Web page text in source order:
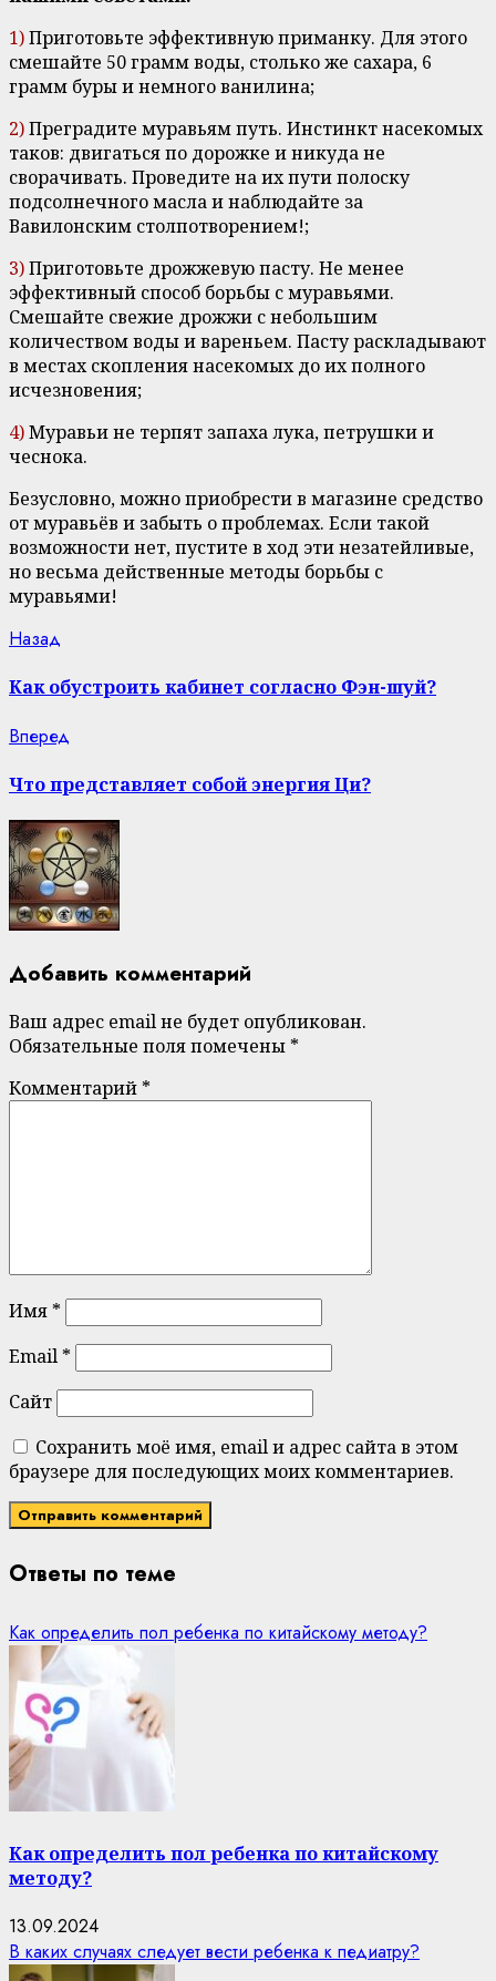
1)Приготовьте эффективную приманку. Для этого
смешайте 50 грамм воды, столько же сахара, 6
грамм буры и немного ванилина;
2)Преградите муравьям путь. Инстинкт насекомых
таков: двигаться по дорожке и никуда не
сворачивать. Проведите на их пути полоску
подсолнечного масла и наблюдайте за
Вавилонским столпотворением!;
3)Приготовьте дрожжевую пасту. Не менее
эффективный способ борьбы с муравьями.
Смешайте свежие дрожжи с небольшим
количеством воды и вареньем. Пасту раскладывают
в местах скопления насекомых до их полного
исчезновения;
4)Муравьи не терпят запаха лука, петрушки и
чеснока.
Безусловно, можно приобрести в магазине средство
от муравьёв и забыть о проблемах. Если такой
возможности нет, пустите в ход эти незатейливые,
но весьма действенные методы борьбы с
муравьями!
Continue
Reading
Назад
Как обустроить кабинет согласно Фэн-шуй?
Вперед
Что представляет собой энергия Ци?
Добавить комментарий
Ваш адрес email не будет опубликован.
Обязательные поля помечены *
Комментарий *
Имя *
Email *
Сайт
Сохранить моё имя, email и адрес сайта в этом
браузере для последующих моих комментариев.
Ответы по теме
Как определить пол ребенка по китайскому методу?
Как определить пол ребенка по китайскому
методу?
13.09.2024
В каких случаях следует вести ребенка к педиатру?